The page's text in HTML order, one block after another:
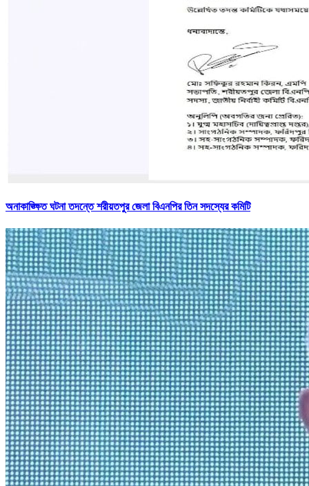
অনাকাঙ্ক্ষিত ঘটনা তদন্তে শরীয়তপুর জেলা বিএনপির তিন সদস্যের কমিটি